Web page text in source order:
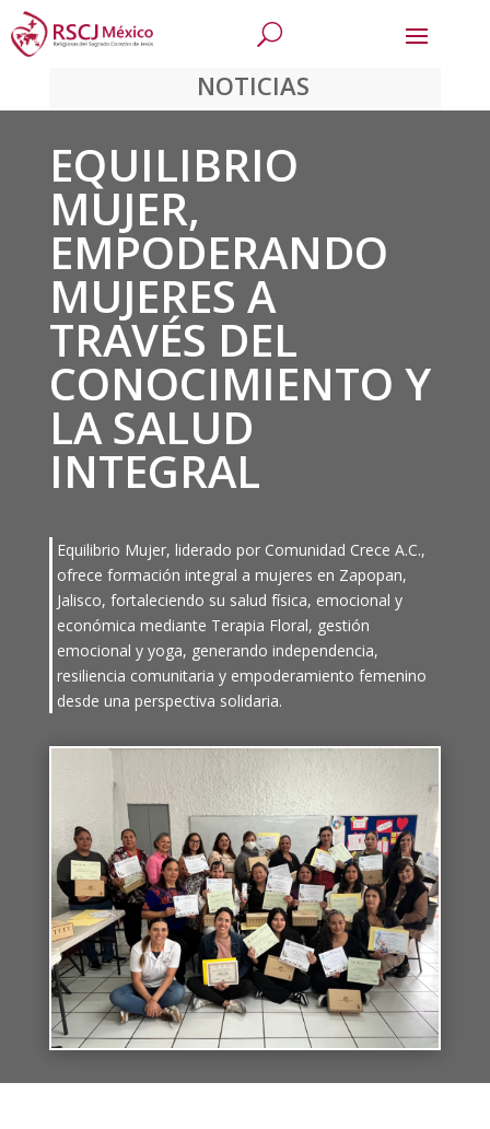
NOTICIAS
EQUILIBRIO
MUJER,
EMPODERANDO
MUJERES A
TRAVÉS DEL
CONOCIMIENTO Y
LA SALUD
INTEGRAL
Equilibrio Mujer, liderado por Comunidad Crece A.C.,
ofrece formación integral a mujeres en Zapopan,
Jalisco, fortaleciendo su salud física, emocional y
económica mediante Terapia Floral, gestión
emocional y yoga, generando independencia,
resiliencia comunitaria y empoderamiento femenino
desde una perspectiva solidaria.